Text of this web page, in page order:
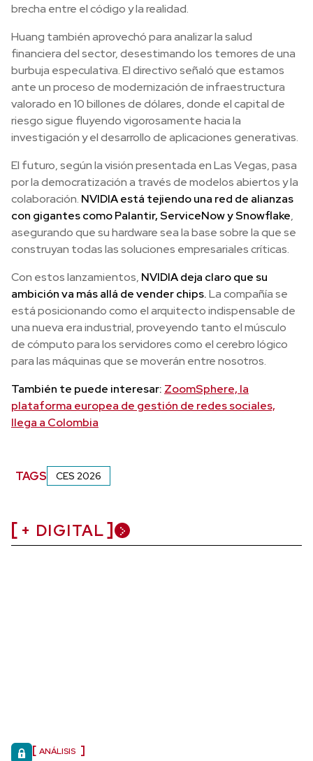
brecha entre el código y la realidad.
Huang también aprovechó para analizar la salud
financiera del sector, desestimando los temores de una
burbuja especulativa. El directivo señaló que estamos
ante un proceso de modernización de infraestructura
valorado en 10 billones de dólares, donde el capital de
riesgo sigue fluyendo vigorosamente hacia la
investigación y el desarrollo de aplicaciones generativas.
El futuro, según la visión presentada en Las Vegas, pasa
por la democratización a través de modelos abiertos y la
colaboración. NVIDIA está tejiendo una red de alianzas
con gigantes como Palantir, ServiceNow y Snowflake,
asegurando que su hardware sea la base sobre la que se
construyan todas las soluciones empresariales críticas.
Con estos lanzamientos, NVIDIA deja claro que su
ambición va más allá de vender chips.La compañía se
está posicionando como el arquitecto indispensable de
una nueva era industrial, proveyendo tanto el músculo
de cómputo para los servidores como el cerebro lógico
para las máquinas que se moverán entre nosotros.
También te puede interesar: ZoomSphere, la
plataforma europea de gestión de redes sociales,
llega a Colombia
TAGS CES 2026
+ DIGITAL
ANÁLISIS